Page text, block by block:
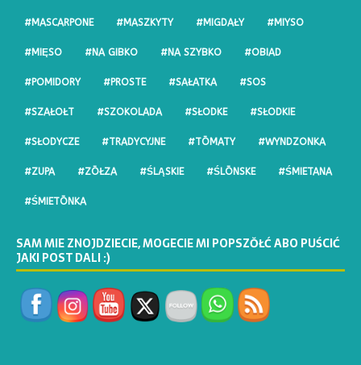
#MASCARPONE #MASZKYTY #MIGDAŁY #MIYSO
#MIĘSO #NA GIBKO #NA SZYBKO #OBIAD
#POMIDORY #PROSTE #SAŁATKA #SOS
#SZAŁOŁT #SZOKOLADA #SŁODKE #SŁODKIE
#SŁODYCZE #TRADYCYJNE #TŌMATY #WYNDZONKA
#ZUPA #ZŌŁZA #ŚLĄSKIE #ŚLŌNSKE #ŚMIETANA
#ŚMIETŌNKA
SAM MIE ZNOJDZIECIE, MOGECIE MI POPSZŎŁĆ ABO PUŚCIĆ
JAKI POST DALI :)